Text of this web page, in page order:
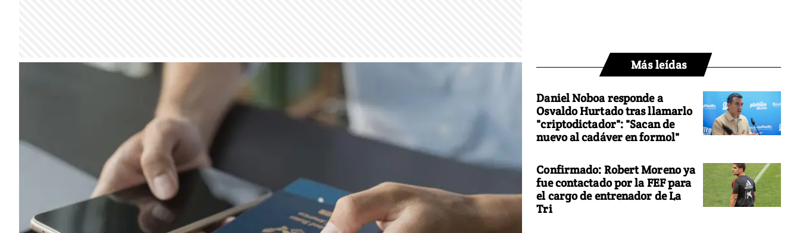
Más leídas
Daniel Noboa responde a
Osvaldo Hurtado tras llamarlo
"criptodictador": "Sacan de
nuevo al cadáver en formol"
Confirmado: Robert Moreno ya
fue contactado por la FEF para
el cargo de entrenador de La
Tri